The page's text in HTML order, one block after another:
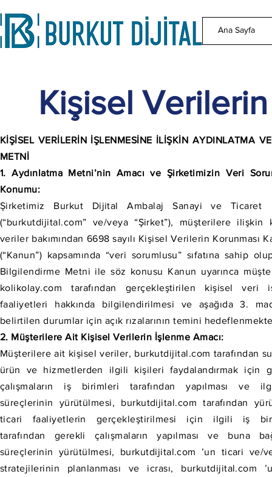
Ana Sayfa
Kişisel
KİŞİSEL VERİLERİN İŞLENMESİNE İLİŞKİN AYDINLATMA
METNİ
1. Aydınlatma Metni’nin Amacı ve Şirketimizin Veri
Konumu:
Şirketimiz Burkut Dijital Ambalaj Sanayi ve
(“burkutdijital.com” ve/veya “Şirket”), müşterilere ilişkin
veriler bakımından 6698 sayılı Kişisel Verilerin Korunması
(“Kanun”) kapsamında “veri sorumlusu” sıfatına sahip
Bilgilendirme Metni ile söz konusu Kanun uyarınca
kolikolay.com tarafından gerçekleştirilen kişisel veri
faaliyetleri hakkında bilgilendirilmesi ve aşağıda 3.
belirtilen durumlar için açık rızalarının temini
2. Müşterilere Ait Kişisel Verilerin İşlenme Amacı:
Müşterilere ait kişisel veriler, burkutdijital.com tarafından
ürün ve hizmetlerden ilgili kişileri faydalandırmak için
çalışmaların iş birimleri tarafından yapılması ve
süreçlerinin yürütülmesi, burkutdijital.com tarafından
ticari faaliyetlerin gerçekleştirilmesi için ilgili iş
tarafından gerekli çalışmaların yapılması ve buna
süreçlerinin yürütülmesi, burkutdijital.com ’un ticari ve/
stratejilerinin planlanması ve icrası, burkutdijital.com